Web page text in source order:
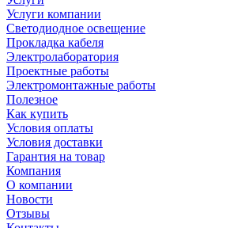
Услуги компании
Светодиодное освещение
Прокладка кабеля
Электролаборатория
Проектные работы
Электромонтажные работы
Полезное
Как купить
Условия оплаты
Условия доставки
Гарантия на товар
Компания
О компании
Новости
Отзывы